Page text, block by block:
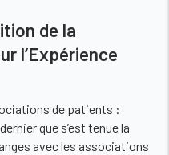
de la
l’Expérience
de patients :
que s’est tenue la
avec les associations